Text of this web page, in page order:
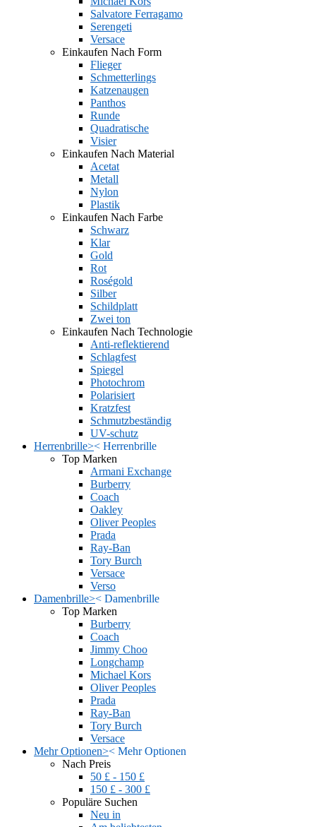
Salvatore Ferragamo
Serengeti
Versace
Einkaufen Nach Form
Flieger
Schmetterlings
Katzenaugen
Panthos
Runde
Quadratische
Visier
Einkaufen Nach Material
Acetat
Metall
Nylon
Plastik
Einkaufen Nach Farbe
Schwarz
Klar
Gold
Rot
Roségold
Silber
Schildplatt
Zwei ton
Einkaufen Nach Technologie
Anti-reflektierend
Schlagfest
Spiegel
Photochrom
Polarisiert
Kratzfest
Schmutzbeständig
UV-schutz
Herrenbrille>< Herrenbrille
Top Marken
Armani Exchange
Burberry
Coach
Oakley
Oliver Peoples
Prada
Ray-Ban
Tory Burch
Versace
Verso
Damenbrille>< Damenbrille
Top Marken
Burberry
Coach
Jimmy Choo
Longchamp
Michael Kors
Oliver Peoples
Prada
Ray-Ban
Tory Burch
Versace
Mehr Optionen>< Mehr Optionen
Nach Preis
50 £ - 150 £
150 £ - 300 £
Populäre Suchen
Neu in